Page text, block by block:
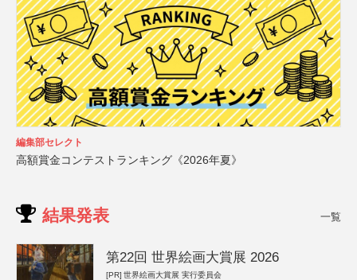
編集部セレクト
高額賞金コンテストランキング《2026年夏》
結果発表 一覧
第22回 世界絵画大賞展 2026
[PR] 世界絵画大賞展 実行委員会